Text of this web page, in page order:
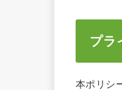
プラ
本ポリシ